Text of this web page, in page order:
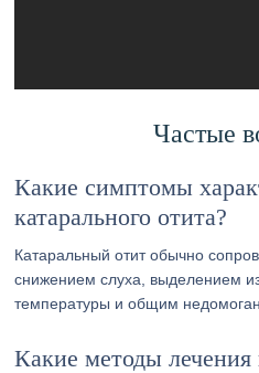
Частые
Какие симптомы
катарального отита?
Катаральный отит обычно
снижением слуха, выделением
температуры и общим
Какие методы лечения